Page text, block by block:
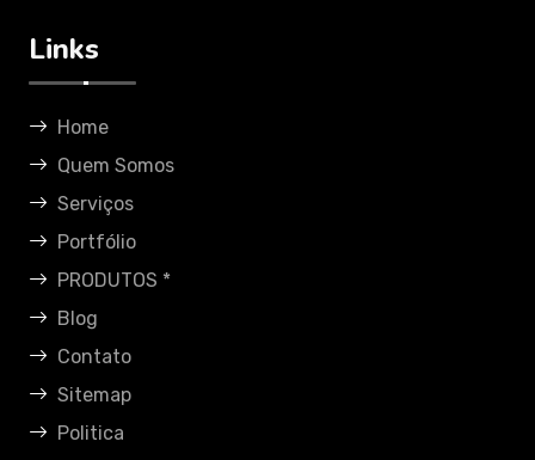
Links
Home
Quem Somos
Serviços
Portfólio
PRODUTOS *
Blog
Contato
Sitemap
Politica